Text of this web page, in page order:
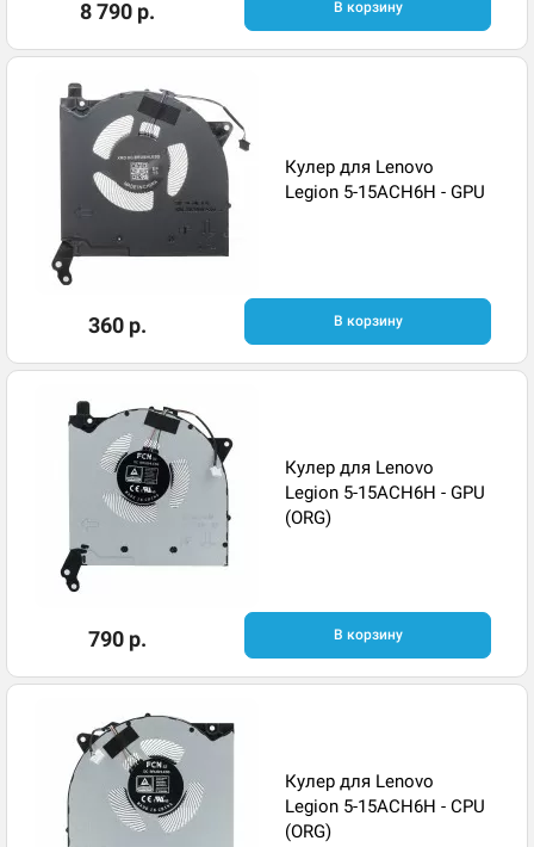
8 790 р. В корзину
Кулер для Lenovo
Legion 5-15ACH6H - GPU
360 р. В корзину
Кулер для Lenovo
Legion 5-15ACH6H - GPU
(ORG)
790 р. В корзину
Кулер для Lenovo
Legion 5-15ACH6H - CPU
(ORG)